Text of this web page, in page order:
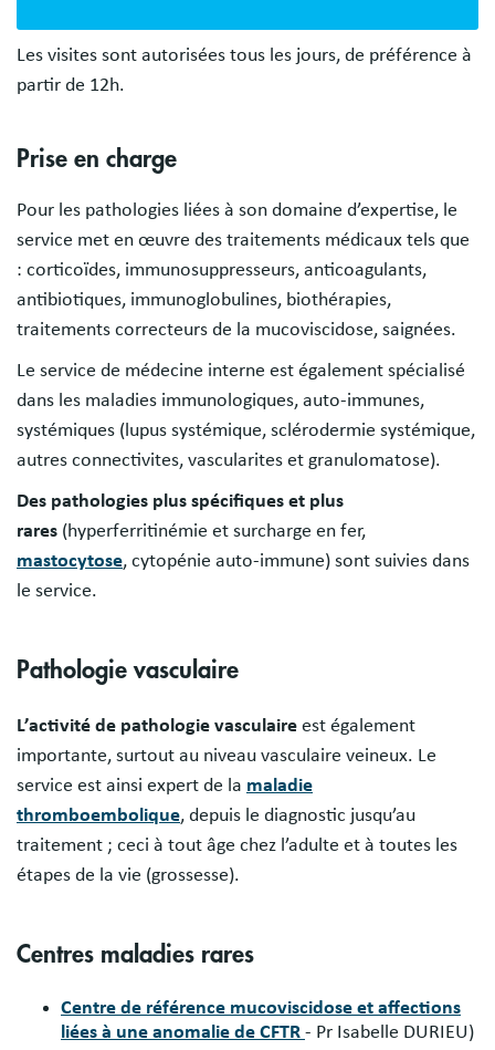
Les visites sont autorisées tous les jours, de préférence à
partir de 12h.
Prise en charge
Pour les pathologies liées à son domaine d’expertise, le
service met en œuvre des traitements médicaux tels que
: corticoïdes, immunosuppresseurs, anticoagulants,
antibiotiques, immunoglobulines, biothérapies,
traitements correcteurs de la mucoviscidose, saignées.
Le service de médecine interne est également spécialisé
dans les maladies immunologiques, auto-immunes,
systémiques (lupus systémique, sclérodermie systémique,
autres connectivites, vascularites et granulomatose).
Des pathologies plus spécifiques et plus
rares (hyperferritinémie et surcharge en fer,
mastocytose, cytopénie auto-immune) sont suivies dans
le service.
Pathologie vasculaire
L’activité de pathologie vasculaire est également
importante, surtout au niveau vasculaire veineux. Le
service est ainsi expert de la maladie
thromboembolique, depuis le diagnostic jusqu’au
traitement ; ceci à tout âge chez l’adulte et à toutes les
étapes de la vie (grossesse).
Centres maladies rares
Centre de référence mucoviscidose et affections
liées à une anomalie de CFTR - Pr Isabelle DURIEU)